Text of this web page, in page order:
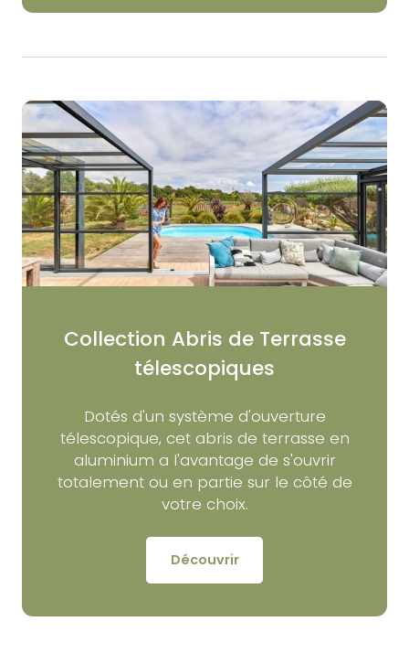
Collection Abris de Terrasse
télescopiques
Dotés d'un système d'ouverture
télescopique, cet abris de terrasse en
aluminium a l'avantage de s'ouvrir
totalement ou en partie sur le côté de
votre choix.
Découvrir